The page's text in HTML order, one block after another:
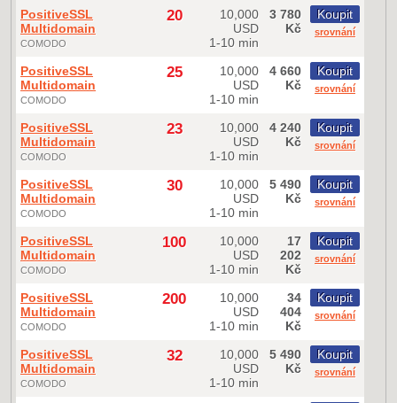
PositiveSSL
Multidomain
COMODO
20
10,000
USD
1-10 min
3 780
Kč
Koupit
srovnání
PositiveSSL
Multidomain
COMODO
25
10,000
USD
1-10 min
4 660
Kč
Koupit
srovnání
PositiveSSL
Multidomain
COMODO
23
10,000
USD
1-10 min
4 240
Kč
Koupit
srovnání
PositiveSSL
Multidomain
COMODO
30
10,000
USD
1-10 min
5 490
Kč
Koupit
srovnání
PositiveSSL
Multidomain
COMODO
100
10,000
USD
1-10 min
17
202
Kč
Koupit
srovnání
PositiveSSL
Multidomain
COMODO
200
10,000
USD
1-10 min
34
404
Kč
Koupit
srovnání
PositiveSSL
Multidomain
COMODO
32
10,000
USD
1-10 min
5 490
Kč
Koupit
srovnání